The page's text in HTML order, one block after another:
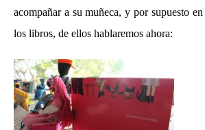
acompañar a su muñeca, y por supuesto
los libros, de ellos hablaremos ahora: